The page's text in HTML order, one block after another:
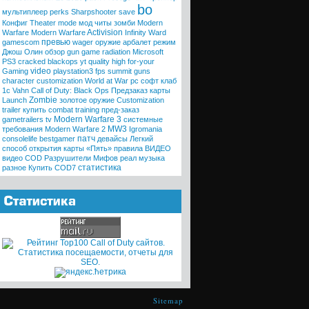
мультиплеер perks Sharpshooter save bo
Конфиг Theater mode мод читы зомби Modern
Warfare Modern WarfareActivision Infinity Ward
gamescom превью wager оружие арбалет режим
Джош Олин обзор gun game radiation Microsoft
PS3 cracked blackops yt quality high for-your
Gaming video playstation3 fps summit guns
character customization World at War pc софт клаб
1с Vahn Call of Duty: Black Ops Предзаказ карты
Launch Zombie золотое оружие Customization
trailer купить combat training пред-заказ
gametrailers tv Modern Warfare 3 системные
требования Modern Warfare 2 MW3 Igromania
consolelife bestgamer патч девайсы Легкий
способ открытия карты «Пять» правила ВИДЕО
видео COD Разрушители Мифов реал музыка
разное Купить COD7 статистика
Sitemap